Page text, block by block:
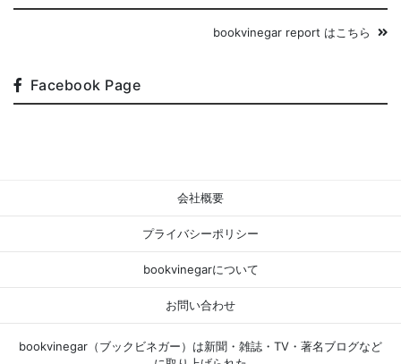
bookvinegar report はこちら
Facebook Page
会社概要
プライバシーポリシー
bookvinegarについて
お問い合わせ
bookvinegar（ブックビネガー）は新聞・雑誌・TV・著名ブログなど